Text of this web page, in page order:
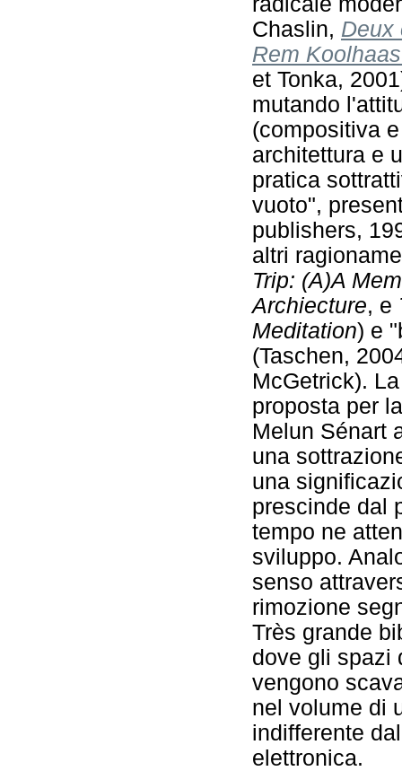
Chaslin, Deux
Rem
et Tonka,
mutando
(compositiva
architettura e
pratica
vuoto",
publishers,
altri
Trip: (A)A
Archiecture, e
Meditation) e
(Taschen,
McGetrick).
proposta per
Melun Sénart
una
una
prescinde dal
tempo ne
sviluppo.
senso
rimozione
Très grande
dove gli spazi
vengono
nel volume di
indifferente
elettronica.